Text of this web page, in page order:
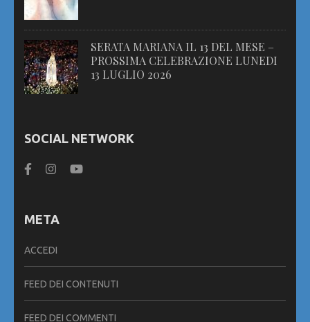
SERATA MARIANA IL 13 DEL MESE –
PROSSIMA CELEBRAZIONE LUNEDI
13 LUGLIO 2026
SOCIAL NETWORK
META
ACCEDI
FEED DEI CONTENUTI
FEED DEI COMMENTI